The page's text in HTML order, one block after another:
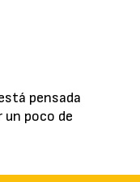
pensada
poco de